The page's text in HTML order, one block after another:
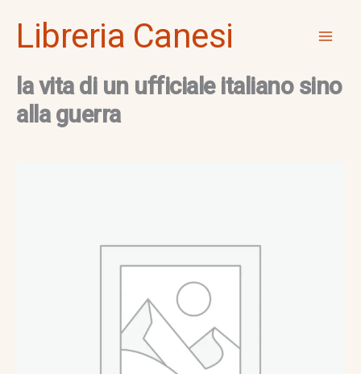
Libreria Canesi
la vita di un ufficiale italiano sino
alla guerra